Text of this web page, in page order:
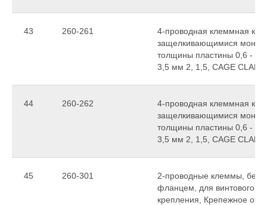
43 260-261
4-проводная клеммная
защелкивающимися
толщины пластины 0,6 -
3,5 мм 2, 1,5, CAGE CLAMP
44 260-262
4-проводная клеммная
защелкивающимися
толщины пластины 0,6 -
3,5 мм 2, 1,5, CAGE CLAMP
45 260-301
2-проводные клеммы, без
фланцем, для винтового
крепления, Крепежное